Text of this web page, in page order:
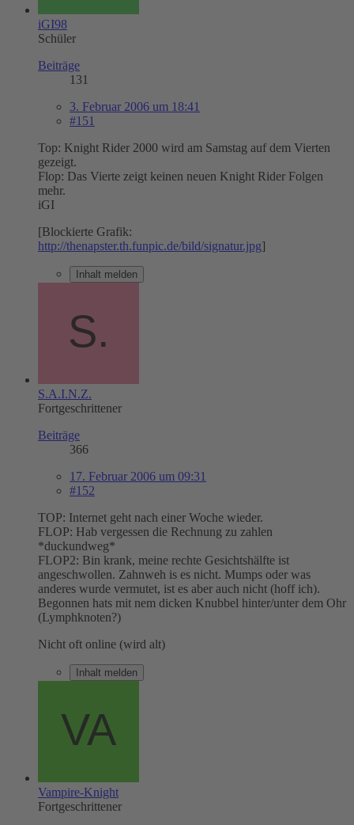
iGI98
Schüler
Beiträge
131
3. Februar 2006 um 18:41
#151
Top: Knight Rider 2000 wird am Samstag auf dem Vierten
gezeigt.
Flop: Das Vierte zeigt keinen neuen Knight Rider Folgen
mehr.
iGI
[Blockierte Grafik:
http://thenapster.th.funpic.de/bild/signatur.jpg]
Inhalt melden
S.A.I.N.Z.
Fortgeschrittener
Beiträge
366
17. Februar 2006 um 09:31
#152
TOP: Internet geht nach einer Woche wieder.
FLOP: Hab vergessen die Rechnung zu zahlen
*duckundweg*
FLOP2: Bin krank, meine rechte Gesichtshälfte ist
angeschwollen. Zahnweh is es nicht. Mumps oder was
anderes wurde vermutet, ist es aber auch nicht (hoff ich).
Begonnen hats mit nem dicken Knubbel hinter/unter dem Ohr
(Lymphknoten?)
Nicht oft online (wird alt)
Inhalt melden
Vampire-Knight
Fortgeschrittener